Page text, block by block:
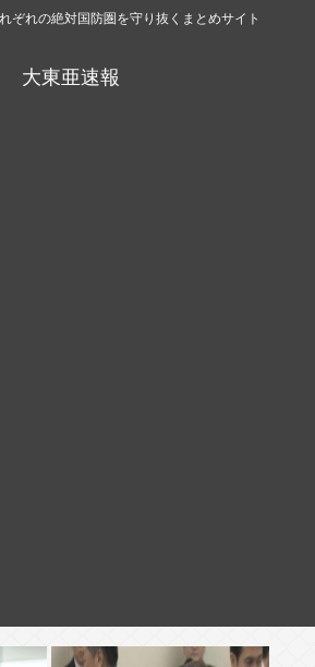
ぞれの絶対国防圏を守り抜くまとめサイト
大東亜速報